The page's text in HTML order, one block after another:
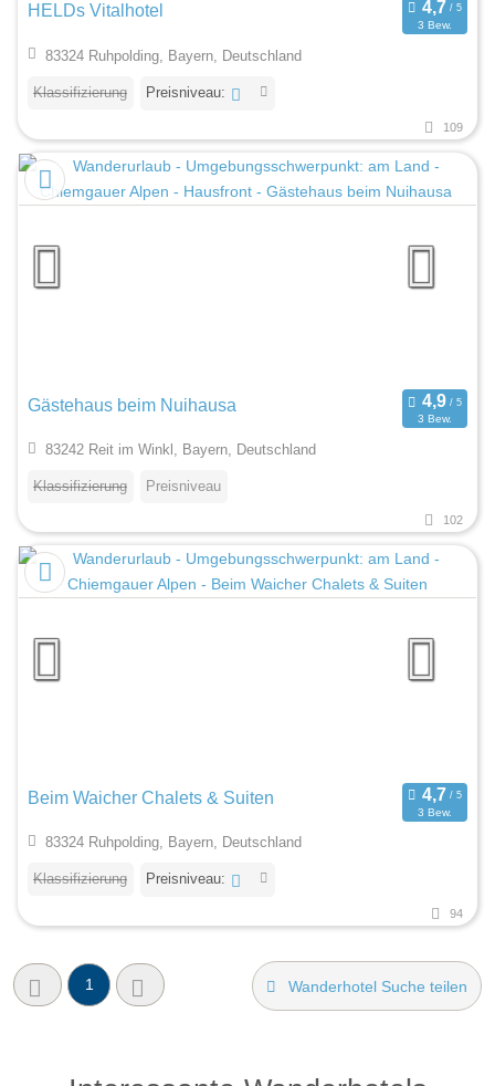
HELDs Vitalhotel
3 Bew.
83324 Ruhpolding, Bayern, Deutschland
Klassifizierung Preisniveau:
109
Gästehaus beim Nuihausa
3 Bew.
83242 Reit im Winkl, Bayern, Deutschland
Klassifizierung Preisniveau
102
Beim Waicher Chalets & Suiten
3 Bew.
83324 Ruhpolding, Bayern, Deutschland
Klassifizierung Preisniveau:
94
1 Wanderhotel Suche teilen